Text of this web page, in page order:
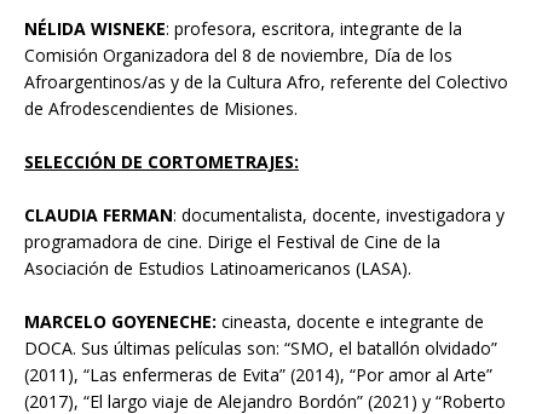
NÉLIDA WISNEKE: profesora, escritora, integrante de la
Comisión Organizadora del 8 de noviembre, Día de los
Afroargentinos/as y de la Cultura Afro, referente del Colectivo
de Afrodescendientes de Misiones.
SELECCIÓN DE CORTOMETRAJES:
CLAUDIA FERMAN: documentalista, docente, investigadora y
programadora de cine. Dirige el Festival de Cine de la
Asociación de Estudios Latinoamericanos (LASA).
MARCELO GOYENECHE: cineasta, docente e integrante de
DOCA. Sus últimas películas son: “SMO, el batallón olvidado”
(2011), “Las enfermeras de Evita” (2014), “Por amor al Arte”
(2017), “El largo viaje de Alejandro Bordón” (2021) y “Roberto